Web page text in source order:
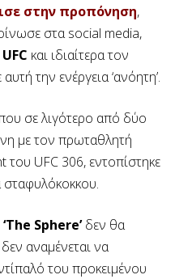
στην προπόνηση,
στα social media,
UFC και ιδιαίτερα τον
την ενέργεια ‘ανόητη’.
σε λιγότερο από δύο
με τον πρωταθλητή
UFC 306, εντοπίστηκε
σταφυλόκοκκου.
‘The Sphere’δεν θα
αναμένεται να
του προκειμένου